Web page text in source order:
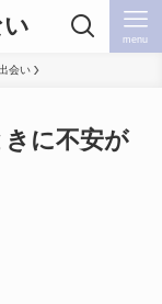
menu
会い
に不安が